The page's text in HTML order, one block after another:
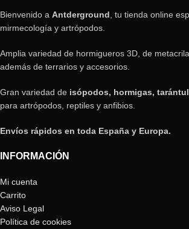
Bienvenido a Antderground , tu tienda online
mirmecología y artrópodos.
Amplia variedad de hormigueros 3D, de
además de terrarios y accesorios.
Gran variedad de isópodos, hormigas,
para artrópodos, reptiles y anfibios.
Envíos rápidos en toda España y Europa.
INFORMACIÓN
Mi cuenta
Carrito
Aviso Legal
Política de cookies